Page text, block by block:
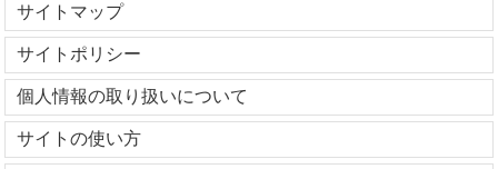
サイトマップ
サイトポリシー
個人情報の取り扱いについて
サイトの使い方